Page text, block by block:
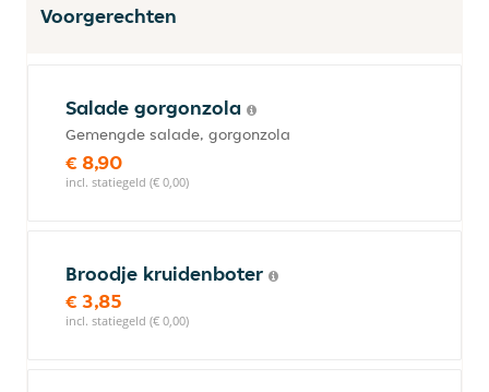
Voorgerechten
Salade gorgonzola
Gemengde salade, gorgonzola
€ 8,90
incl. statiegeld (€ 0,00)
Broodje kruidenboter
€ 3,85
incl. statiegeld (€ 0,00)